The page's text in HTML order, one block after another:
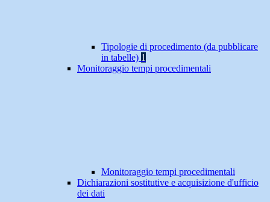
Tipologie di procedimento (da pubblicare
in tabelle) 1
Monitoraggio tempi procedimentali
Monitoraggio tempi procedimentali
Dichiarazioni sostitutive e acquisizione d'ufficio
dei dati